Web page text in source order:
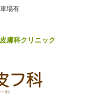
膚科クリニック
場有